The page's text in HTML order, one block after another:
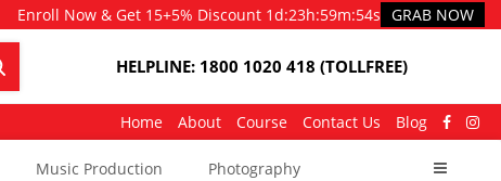
Enroll Now & Get 15+5% Discount 1d:23h:59m:53s GRAB NOW
HELPLINE: 1800 1020 418 (TOLLFREE)
Home About Course Contact Us Blog
Music Production Photography